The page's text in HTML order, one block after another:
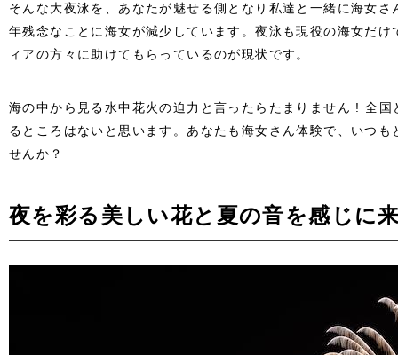
そんな大夜泳を、あなたが魅せる側となり私達と一緒に海女
年残念なことに海女が減少しています。夜泳も現役の海女だ
ィアの方々に助けてもらっているのが現状です。
海の中から見る水中花火の迫力と言ったらたまりません ! 全
るところはないと思います。あなたも海女さん体験で、いつ
せんか？
夜を彩る美しい花と夏の音を感じに